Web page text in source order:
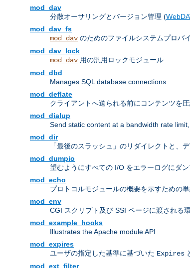
mod_dav
分散オーサリングとバージョン管理 (
mod_dav_fs
mod_dav のためのファイルシステムプロバ
mod_dav_lock
mod_dav 用の汎用ロックモジュール
mod_dbd
Manages SQL database connections
mod_deflate
クライアントへ送られる前にコンテンツを
mod_dialup
Send static content at a bandwidth rate
mod_dir
「最後のスラッシュ」のリダイレクトと、
mod_dumpio
望むようにすべての I/O をエラーログにダ
mod_echo
プロトコルモジュールの概要を示すための
mod_env
CGI スクリプト及び SSI ページに渡される
mod_example_hooks
Illustrates the Apache module API
mod_expires
ユーザの指定した基準に基づいた Expires
mod_ext_filter